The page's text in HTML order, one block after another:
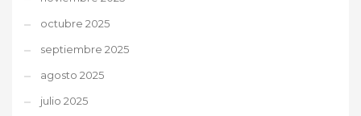
octubre 2025
septiembre 2025
agosto 2025
julio 2025